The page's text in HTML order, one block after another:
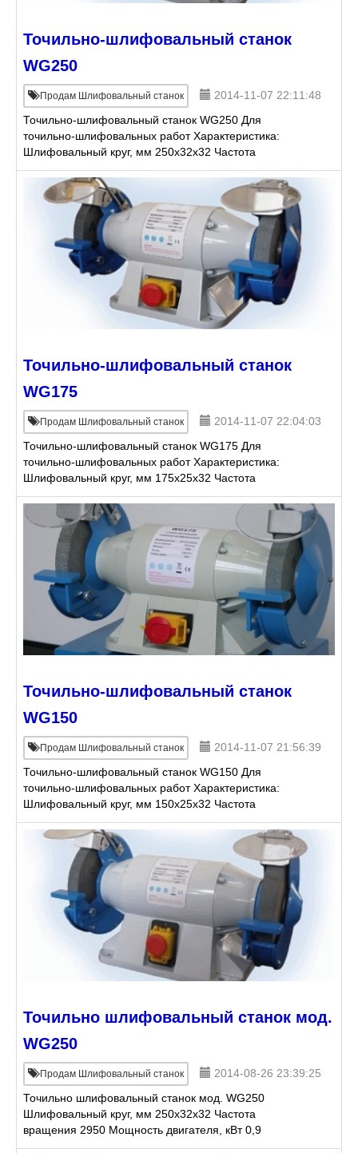
Точильно-шлифовальный станок
WG250
Продам Шлифовальный станок
2014-11-07 22:11:48
Точильно-шлифовальный станок WG250 Для
точильно-шлифовальных работ Характеристика:
Шлифовальный круг, мм 250x32x32 Частота
вращения 2950 Мощность двигателя, кВт 0,9 Цена
10 856 руб. (уточняетс
Точильно-шлифовальный станок
WG175
Продам Шлифовальный станок
2014-11-07 22:04:03
Точильно-шлифовальный станок WG175 Для
точильно-шлифовальных работ Характеристика:
Шлифовальный круг, мм 175x25x32 Частота
вращения 2950 Мощность двигателя, кВт 0,5 Цена 5
428 руб. (уточняетс
Точильно-шлифовальный станок
WG150
Продам Шлифовальный станок
2014-11-07 21:56:39
Точильно-шлифовальный станок WG150 Для
точильно-шлифовальных работ Характеристика:
Шлифовальный круг, мм 150x25x32 Частота
вращения 2950 Мощность двигателя, кВт 0,5 Цена 5
428 руб. (уточняетс
Точильно шлифовальный станок мод.
WG250
Продам Шлифовальный станок
2014-08-26 23:39:25
Точильно шлифовальный станок мод. WG250
Шлифовальный круг, мм 250x32x32 Частота
вращения 2950 Мощность двигателя, кВт 0,9
Габариты в упаковке, мм 580х340х370 Вес нетто, кг